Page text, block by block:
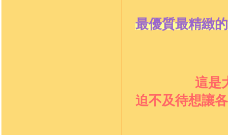
最優質最精緻
這是
迫不及待想讓